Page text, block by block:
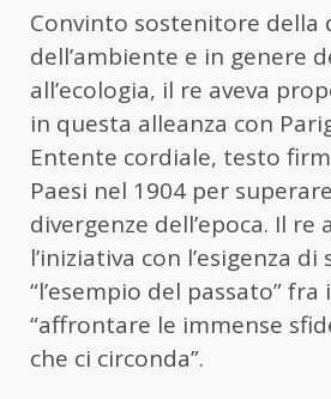
Convinto sostenitore della
dell’ambiente e in genere
all’ecologia, il re aveva
in questa alleanza con
Entente cordiale, testo
Paesi nel 1904 per
divergenze dell’epoca. Il re
l’iniziativa con l’esigenza di
“l’esempio del passato”
“affrontare le immense
che ci circonda”.